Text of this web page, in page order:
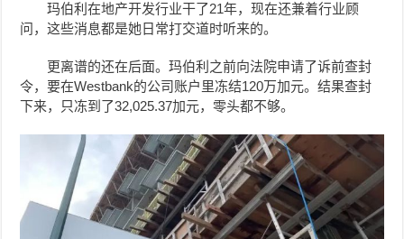
玛伯利在地产开发行业干了21年，现在还兼着行业顾
问，这些消息都是她日常打交道时听来的。
更离谱的还在后面。玛伯利之前向法院申请了诉前查封
令，要在Westbank的公司账户里冻结120万加元。结果查封
下来，只冻到了32,025.37加元，零头都不够。